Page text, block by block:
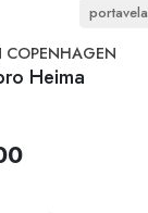
portavela
COPENHAGEN
Heima